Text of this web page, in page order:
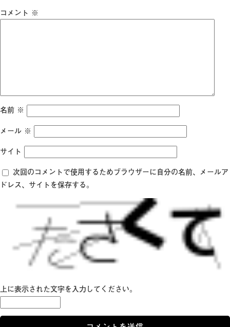
コメント ※
名前 ※
メール ※
サイト
次回のコメントで使用するためブラウザーに自分の名前、メールア
ドレス、サイトを保存する。
上に表示された文字を入力してください。